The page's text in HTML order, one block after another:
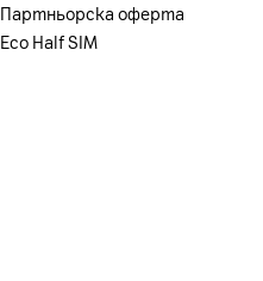
Партньорска оферта
Eco Half SIM